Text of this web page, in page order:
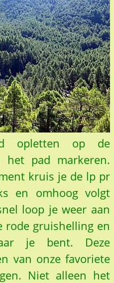
opletten op de
het pad markeren.
kruis je de lp pr
en omhoog volgt
loop je weer aan
rode gruishelling en
je bent. Deze
van onze favoriete
Niet alleen het